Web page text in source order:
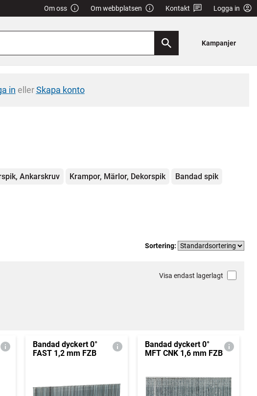
Om oss Om webbplatsen Kontakt Logga in
Kampanjer
in ellerSkapa konto
Ankarskruv Krampor, Märlor, Dekorspik Bandad spik
Sortering:
Visa endast lagerlagt
Bandad dyckert 0°
FAST 1,2 mm FZB
Bandad dyckert 0°
MFT CNK 1,6 mm FZB